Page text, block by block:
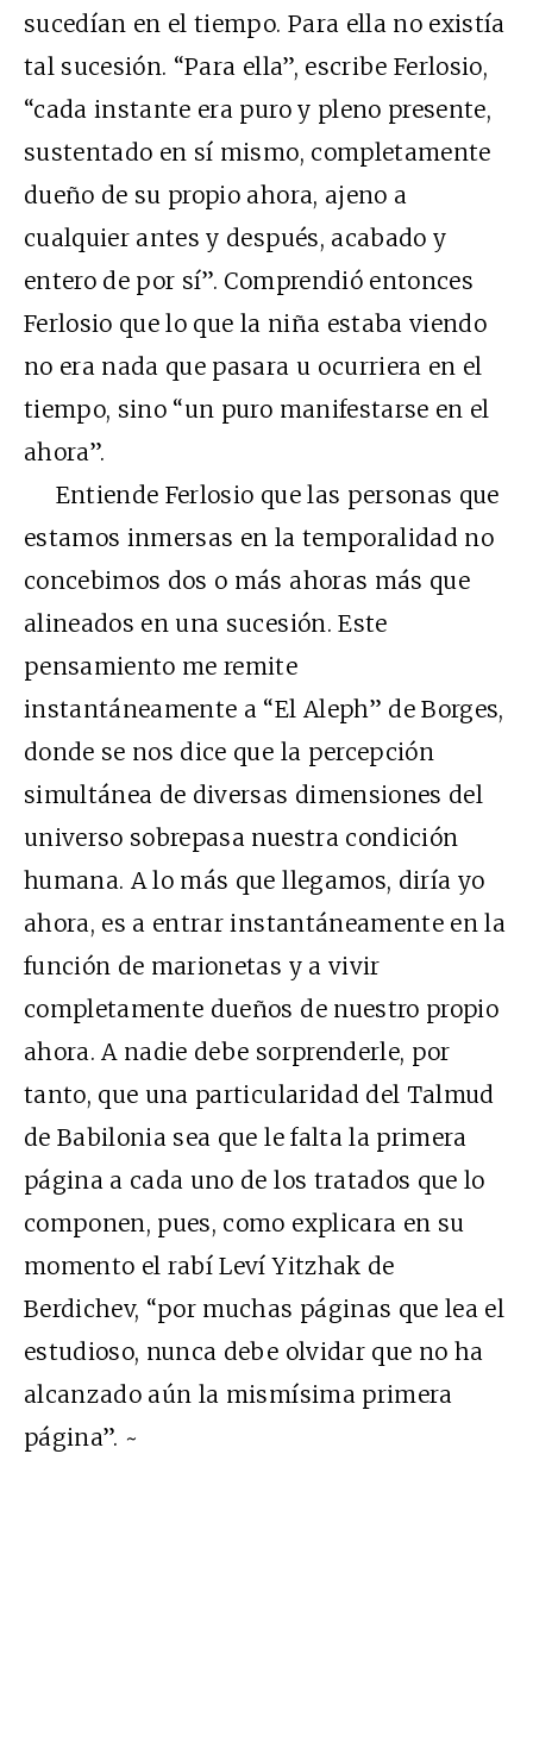
sucedían en el tiempo. Para ella no existía
tal sucesión. “Para ella”, escribe Ferlosio,
“cada instante era puro y pleno presente,
sustentado en sí mismo, completamente
dueño de su propio ahora, ajeno a
cualquier antes y después, acabado y
entero de por sí”. Comprendió entonces
Ferlosio que lo que la niña estaba viendo
no era nada que pasara u ocurriera en el
tiempo, sino “un puro manifestarse en el
ahora”.
Entiende Ferlosio que las personas que
estamos inmersas en la temporalidad no
concebimos dos o más ahoras más que
alineados en una sucesión. Este
pensamiento me remite
instantáneamente a “El Aleph” de Borges,
donde se nos dice que la percepción
simultánea de diversas dimensiones del
universo sobrepasa nuestra condición
humana. A lo más que llegamos, diría yo
ahora, es a entrar instantáneamente en la
función de marionetas y a vivir
completamente dueños de nuestro propio
ahora. A nadie debe sorprenderle, por
tanto, que una particularidad del Talmud
de Babilonia sea que le falta la primera
página a cada uno de los tratados que lo
componen, pues, como explicara en su
momento el rabí Leví Yitzhak de
Berdichev, “por muchas páginas que lea el
estudioso, nunca debe olvidar que no ha
alcanzado aún la mismísima primera
página”. ~